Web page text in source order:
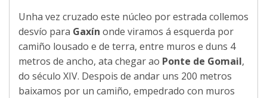
Unha vez cruzado este núcleo por estrada collemos
desvío para Gaxín onde viramos á esquerda por
camiño lousado e de terra, entre muros e duns 4
metros de ancho, ata chegar ao Ponte de Gomail,
do século XIV. Despois de andar uns 200 metros
baixamos por un camiño, empedrado con muros